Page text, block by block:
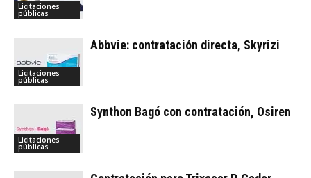
Licitaciones
públicas
Licitaciones
públicas
Abbvie: contratación directa, Skyrizi
Licitaciones
públicas
Synthon Bagó con contratación, Osiren